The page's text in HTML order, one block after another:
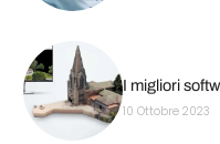
I migliori
10 Ottobre 2023